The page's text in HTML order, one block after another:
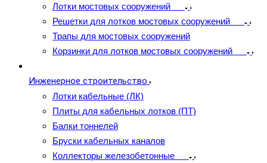
Лотки мостовых сооружений
Решетки для лотков мостовых сооружений
Трапы для мостовых сооружений
Корзинки для лотков мостовых сооружений
Инженерное строительство
Лотки кабельные (ЛК)
Плиты для кабельных лотков (ПТ)
Балки тоннелей
Бруски кабельных каналов
Коллекторы железобетонные